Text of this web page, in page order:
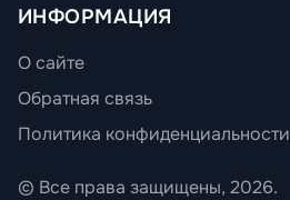
ИНФОРМАЦИЯ
О сайте
Обратная связь
Политика конфиденциальности
© Все права защищены, 2026.